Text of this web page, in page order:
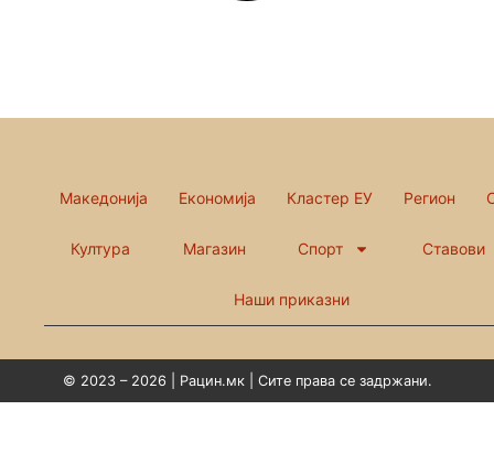
Македонија Економија Кластер ЕУ Регион
Култура Магазин Спорт Ставови
Наши приказни
© 2023 – 2026 | Рацин.мк | Сите права се задржани.